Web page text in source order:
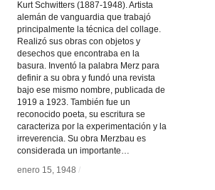
Kurt Schwitters (1887-1948). Artista
alemán de vanguardia que trabajó
principalmente la técnica del collage.
Realizó sus obras con objetos y
desechos que encontraba en la
basura. Inventó la palabra Merz para
definir a su obra y fundó una revista
bajo ese mismo nombre, publicada de
1919 a 1923. También fue un
reconocido poeta, su escritura se
caracteriza por la experimentación y la
irreverencia. Su obra Merzbau es
considerada un importante…
enero 15, 1948 /
enero 15, 1948 /